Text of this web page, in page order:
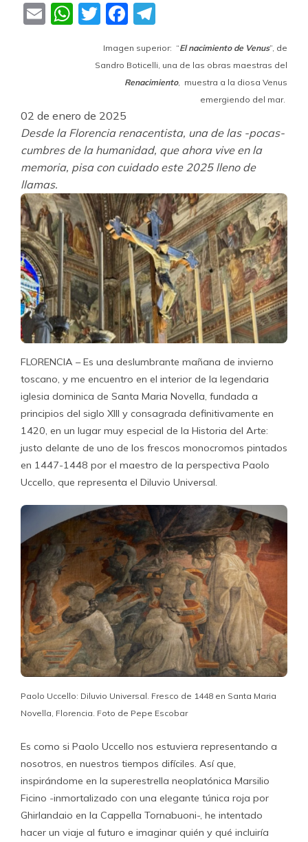
EmailWhatsApp
TwitterFacebook
Imagen superior: “El nacimiento de Venus”, de
Sandro Boticelli, una de las obras maestras del
Renacimiento, muestra a la diosa Venus
emergiendo del mar.
02 de enero de 2025
Desde la Florencia renacentista, una de las -pocas-
cumbres de la humanidad, que ahora vive en la
memoria, pisa con cuidado este 2025 lleno de
llamas.
FLORENCIA – Es una deslumbrante mañana de invierno
toscano, y me encuentro en el interior de la legendaria
iglesia dominica de Santa Maria Novella, fundada a
principios del siglo XIII y consagrada definitivamente en
1420, en un lugar muy especial de la Historia del Arte:
justo delante de uno de los frescos monocromos pintados
en 1447-1448 por el maestro de la perspectiva Paolo
Uccello, que representa el Diluvio Universal.
Paolo Uccello: Diluvio Universal. Fresco de 1448 en Santa Maria
Novella, Florencia. Foto de Pepe Escobar
Es como si Paolo Uccello nos estuviera representando a
nosotros, en nuestros tiempos difíciles. Así que,
inspirándome en la superestrella neoplatónica Marsilio
Ficino -inmortalizado con una elegante túnica roja por
Ghirlandaio en la Cappella Tornabuoni-, he intentado
hacer un viaje al futuro e imaginar quién y qué incluiría